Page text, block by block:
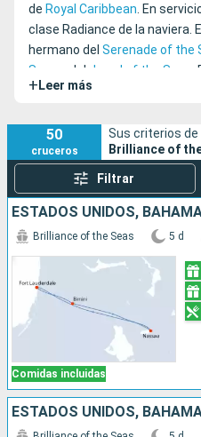
de Royal Caribbean. En
clase Radiance de la naviera.
hermano del Serenade of the
Seas
y del Jewel of the Seas
famoso por sus amplios
+ Leer más
50
cruceros
Sus criterios de
Brilliance of
Filtrar
ESTADOS UNIDOS,
Comidas incluidas
Brilliance of the Seas 5 d
ESTADOS UNIDOS,